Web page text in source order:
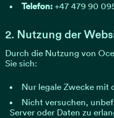
Telefon:+47 479 90
2. Nutzung der
Durch die Nutzung von
Sie sich:
Nur legale Zwecke mit
Nicht versuchen,
Server oder Daten zu